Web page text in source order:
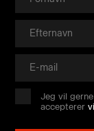
Jeg vil
accepterer